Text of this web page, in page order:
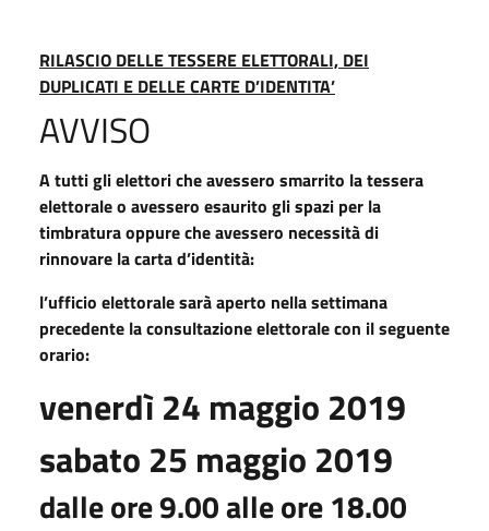
RILASCIO DELLE TESSERE ELETTORALI, DEI
DUPLICATI E DELLE CARTE D’IDENTITA’
AVVISO
A tutti gli elettori che avessero smarrito la tessera
elettorale o avessero esaurito gli spazi per la
timbraturaoppure che avessero necessità di
rinnovare la carta d’identità:
l’ufficio elettorale sarà aperto nella settimana
precedente la consultazione elettorale con il seguente
orario:
venerdì 24 maggio 2019
sabato 25 maggio 2019
dalle ore 9.00 alle ore 18.00